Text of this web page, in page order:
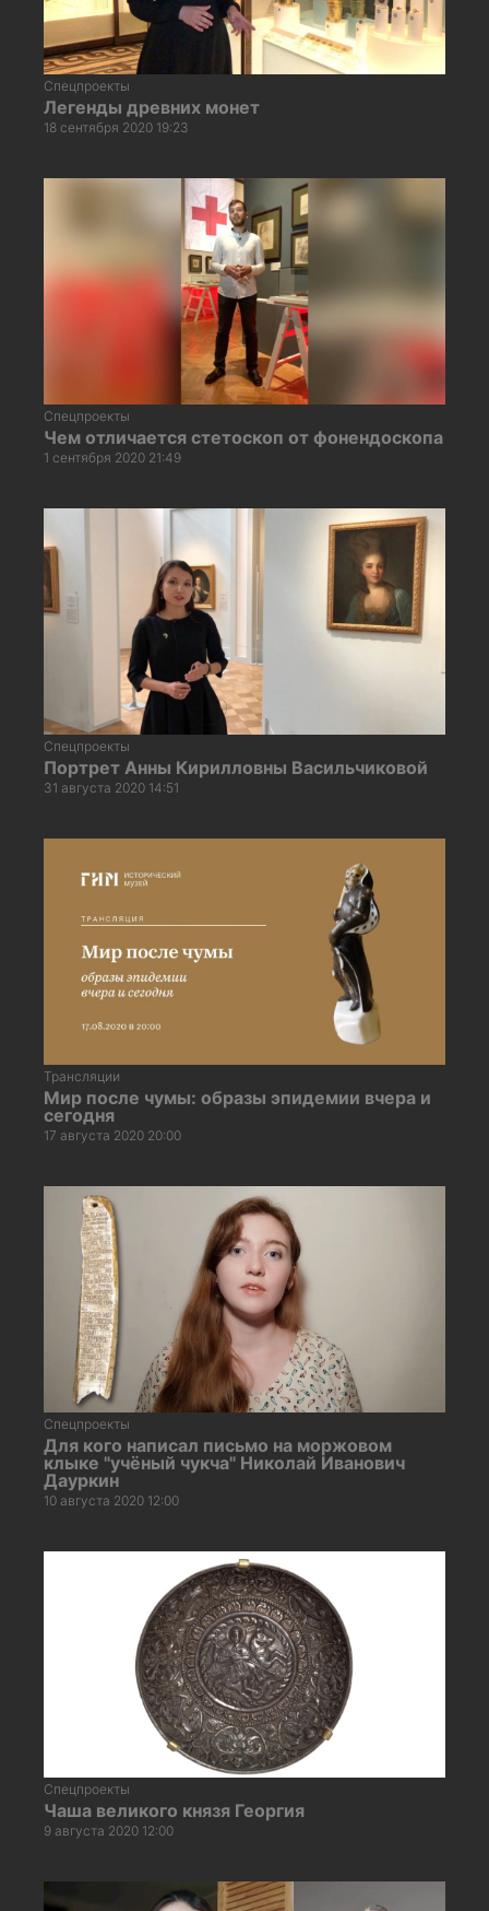
Спецпроекты
Легенды древних монет
18 сентября 2020 19:23
Спецпроекты
Чем отличается стетоскоп от фонендоскопа
1 сентября 2020 21:49
Спецпроекты
Портрет Анны Кирилловны Васильчиковой
31 августа 2020 14:51
Трансляции
Мир после чумы: образы эпидемии вчера и
сегодня
17 августа 2020 20:00
Спецпроекты
Для кого написал письмо на моржовом
клыке "учёный чукча" Николай Иванович
Дауркин
10 августа 2020 12:00
Спецпроекты
Чаша великого князя Георгия
9 августа 2020 12:00